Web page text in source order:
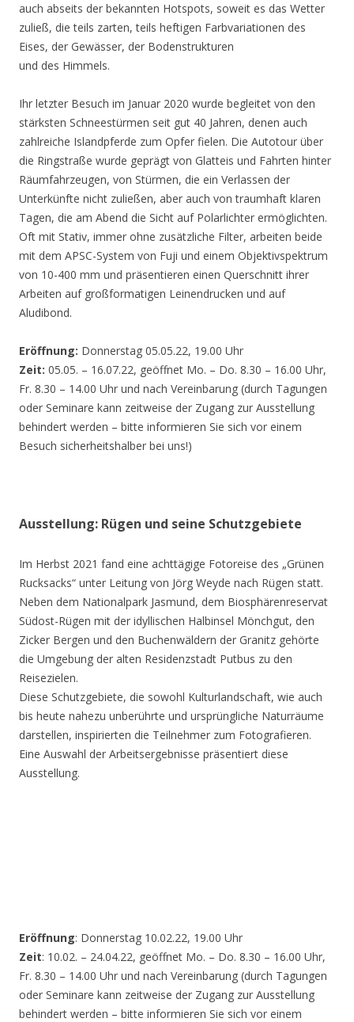
auch abseits der bekannten Hotspots, soweit es das Wetter
zuließ, die teils zarten, teils heftigen Farbvariationen des
Eises, der Gewässer, der Bodenstrukturen
und des Himmels.
Ihr letzter Besuch im Januar 2020 wurde begleitet von den
stärksten Schneestürmen seit gut 40 Jahren, denen auch
zahlreiche Islandpferde zum Opfer fielen. Die Autotour über
die Ringstraße wurde geprägt von Glatteis und Fahrten hinter
Räumfahrzeugen, von Stürmen, die ein Verlassen der
Unterkünfte nicht zuließen, aber auch von traumhaft klaren
Tagen, die am Abend die Sicht auf Polarlichter ermöglichten.
Oft mit Stativ, immer ohne zusätzliche Filter, arbeiten beide
mit dem APSC-System von Fuji und einem Objektivspektrum
von 10-400 mm und präsentieren einen Querschnitt ihrer
Arbeiten auf großformatigen Leinendrucken und auf
Aludibond.
Eröffnung: Donnerstag 05.05.22, 19.00 Uhr
Zeit: 05.05. – 16.07.22, geöffnet Mo. – Do. 8.30 – 16.00 Uhr,
Fr. 8.30 – 14.00 Uhr und nach Vereinbarung (durch Tagungen
oder Seminare kann zeitweise der Zugang zur Ausstellung
behindert werden – bitte informieren Sie sich vor einem
Besuch sicherheitshalber bei uns!)
Ausstellung: Rügen und seine Schutzgebiete
Im Herbst 2021 fand eine achttägige Fotoreise des „Grünen
Rucksacks“ unter Leitung von Jörg Weyde nach Rügen statt.
Neben dem Nationalpark Jasmund, dem Biosphärenreservat
Südost-Rügen mit der idyllischen Halbinsel Mönchgut, den
Zicker Bergen und den Buchenwäldern der Granitz gehörte
die Umgebung der alten Residenzstadt Putbus zu den
Reisezielen.
Diese Schutzgebiete, die sowohl Kulturlandschaft, wie auch
bis heute nahezu unberührte und ursprüngliche Naturräume
darstellen, inspirierten die Teilnehmer zum Fotografieren.
Eine Auswahl der Arbeitsergebnisse präsentiert diese
Ausstellung.
Eröffnung: Donnerstag 10.02.22, 19.00 Uhr
Zeit: 10.02. – 24.04.22, geöffnet Mo. – Do. 8.30 – 16.00 Uhr,
Fr. 8.30 – 14.00 Uhr und nach Vereinbarung (durch Tagungen
oder Seminare kann zeitweise der Zugang zur Ausstellung
behindert werden – bitte informieren Sie sich vor einem